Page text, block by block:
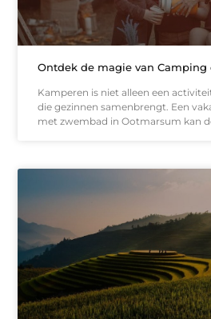
Ontdek de magie van Camping
Kamperen is niet alleen een
die gezinnen samenbrengt. Een
met zwembad in Ootmarsum kan